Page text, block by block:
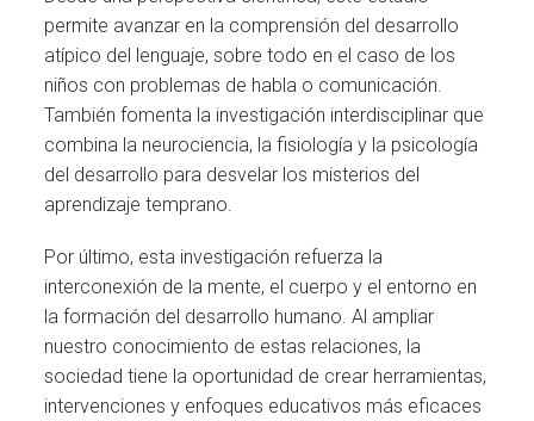
permite avanzar en la comprensión del desarrollo
atípico del lenguaje, sobre todo en el caso de los
niños con problemas de habla o comunicación.
También fomenta la investigación interdisciplinar que
combina la neurociencia, la fisiología y la psicología
del desarrollo para desvelar los misterios del
aprendizaje temprano.
Por último, esta investigación refuerza la
interconexión de la mente, el cuerpo y el entorno en
la formación del desarrollo humano. Al ampliar
nuestro conocimiento de estas relaciones, la
sociedad tiene la oportunidad de crear herramientas,
intervenciones y enfoques educativos más eficaces